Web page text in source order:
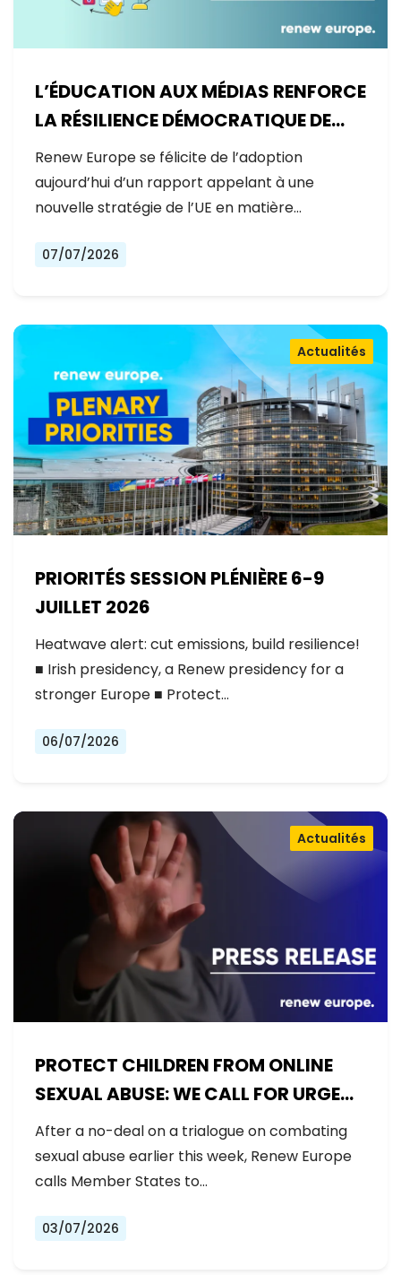
L’ÉDUCATION AUX MÉDIAS RENFORCE
LA RÉSILIENCE DÉMOCRATIQUE DE
L’EUROPE
Renew Europe se félicite de l’adoption
aujourd’hui d’un rapport appelant à une
nouvelle stratégie de l’UE en matière…
07/07/2026
PRIORITÉS SESSION PLÉNIÈRE 6-9
JUILLET 2026
Actualités
Heatwave alert: cut emissions, build resilience!
■ Irish presidency, a Renew presidency for a
stronger Europe ■ Protect…
06/07/2026
PROTECT CHILDREN FROM ONLINE
SEXUAL ABUSE: WE CALL FOR URGENT
NEGOTIATIONS AND PERMANENT
SOLUTION
Actualités
After a no-deal on a trialogue on combating
sexual abuse earlier this week, Renew Europe
calls Member States to…
03/07/2026